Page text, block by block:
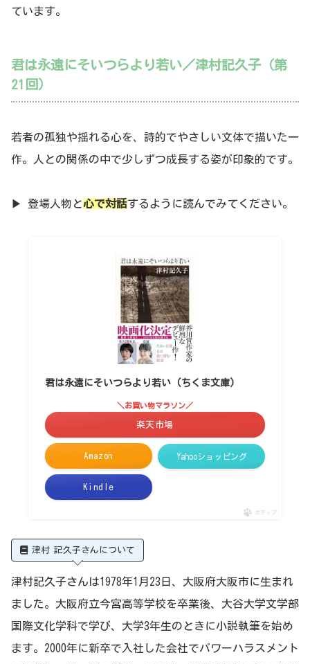
ています。
君は永遠にそいつらより若い／津村記久子（第
21回）
若者の孤独や揺れる心を、詩的でやさしい文体で描いた一
作。人との関係の中で少しずつ成長する姿が印象的です。
▶ 登場人物と心で対話するように読んでみてください。
君は永遠にそいつらより若い (ちくま文庫)
Amazon
＼お買い物マラソン／
楽天市場
Yahooショッピング
Kindle
ポチップ
津村 記久子さんについて
津村記久子さんは1978年1月23日、大阪府大阪市に生まれ
ました。大阪府立今宮高等学校を卒業後、大谷大学文学部
国際文化学科で学び、大学3年生のときに小説執筆を始め
ます。2000年に新卒で入社した会社でパワーハラスメント